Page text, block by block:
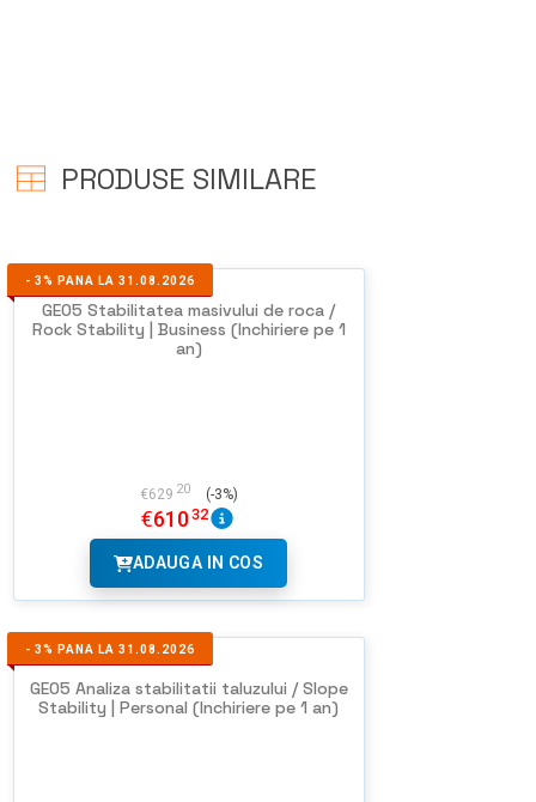
PRODUSE SIMILARE
- 3% PANA LA 31.08.2026
GEO5 Stabilitatea masivului de roca /
Rock Stability | Business (Inchiriere pe 1
an)
€629 20 (-3%)
€61032
ADAUGA IN COS
- 3% PANA LA 31.08.2026
GEO5 Analiza stabilitatii taluzului / Slope
Stability | Personal (Inchiriere pe 1 an)